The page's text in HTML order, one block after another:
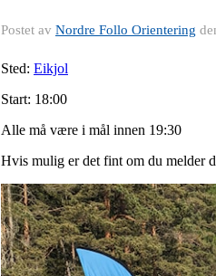
Postet av Nordre Follo Orientering
Sted: Eikjol
Start: 18:00
Alle må være i mål innen 19:30
Hvis mulig er det fint om du melder